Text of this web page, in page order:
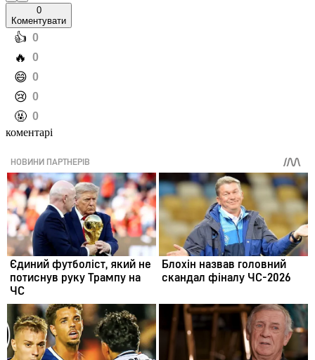
0
Коментувати
️👍 0
️🔥 0
️😄 0
️😢 0
️🤬 0
коментарі